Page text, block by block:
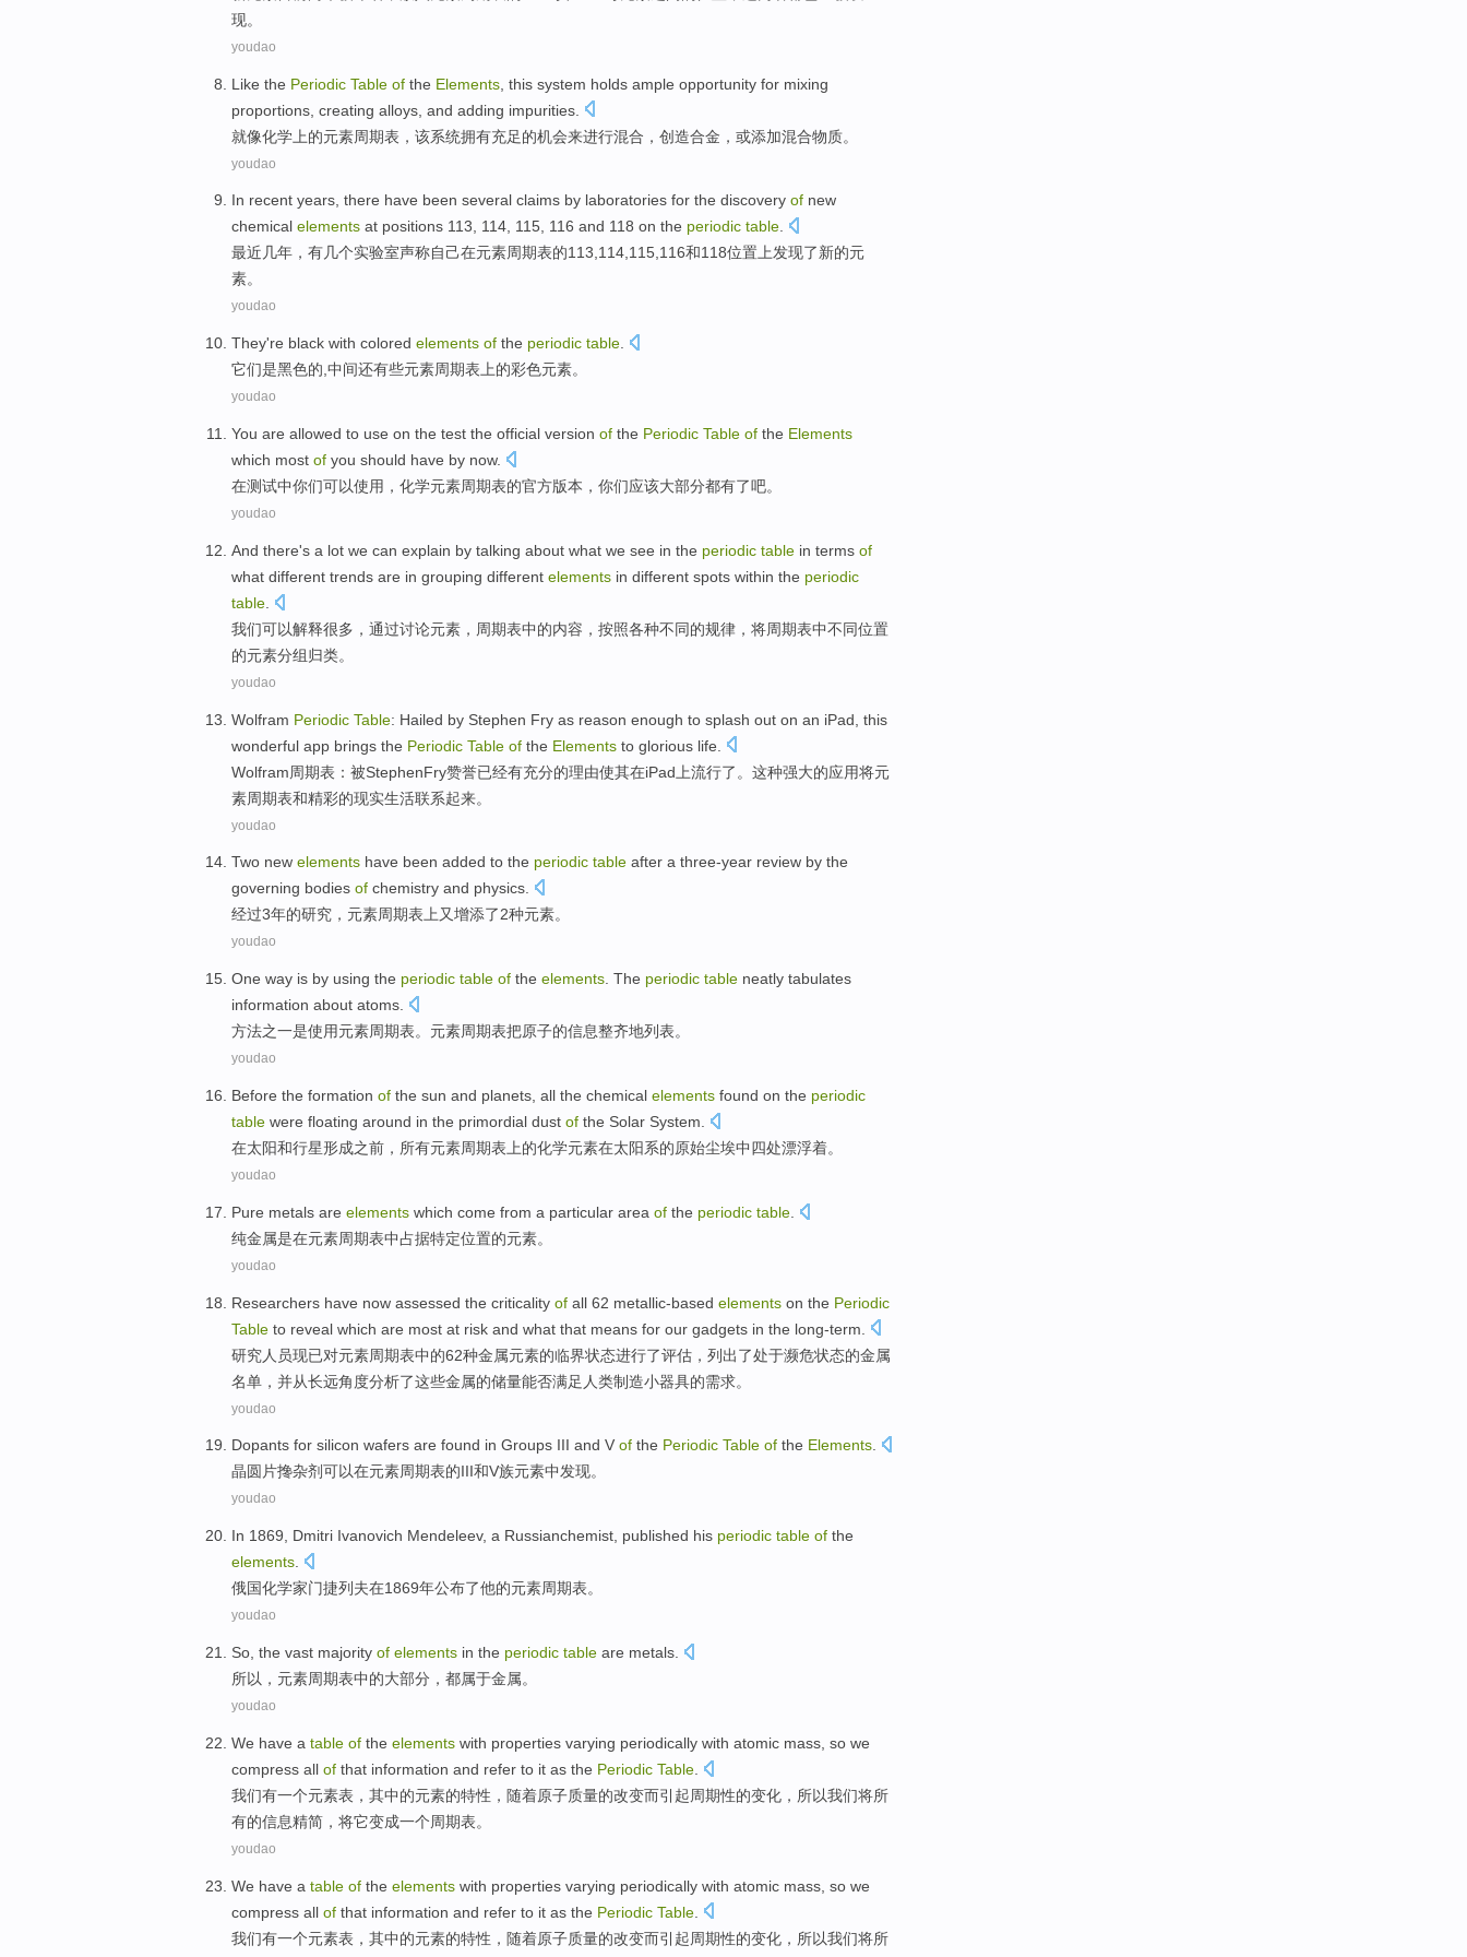
现。
youdao
Like the Periodic Table of the Elements this system holds ample opportunity for mixing
proportions, creating alloys and adding impurities.
就像化学上的元素周期表 ， 该系统拥有充足的机会来进行混合 ， 创造合金 ， 或添加混合物质。
youdao
In recent years, there have been several claims by laboratories for the discovery of new
chemical elements at positions 113, 114, 115, 116 and 118 on the periodic table.
最近几年 ， 有几个实验室声称自己在元素周期表的113,114,115,116和118位置上发现了新的元
素。
youdao
They're black with colored elements of the periodic table
它们是黑色的,中间还有些元素周期表 上的彩色元素。
youdao
You are allowed to use on the test the official version of the Periodic Table of the Elements
which most of you should have by now.
在测试中你们可以使用 ，化学元素周期表的官方版本 ，你们应该大部分都有了吧。
youdao
And there's a lot we can explain by talking about what we see in the periodic table in terms of
what different trends are in grouping different elements in different spots within the periodic
table
我们可以解释很多 ， 通过讨论元素 ， 周期表中的内容，按照各种不同的规律，将周期表中不同位置
的元素分组归类。
youdao
Wolfram Periodic Table: Hailed by Stephen Fry as reason enough to splash out on an iPad this
wonderful app brings the Periodic Table of the Elements to glorious life.
Wolfram周期表 ：被StephenFry赞誉已经有充分的理由使其在iPad 上流行了。 这种强大的应用将元
素周期表和精彩的现实生活联系起来。
youdao
Two new elements have been added to the periodic table after a three-year review by the
governing bodies of chemistry and physics.
经过3年的研究， 元素周期表上又增添了2种元素。
youdao
One way is by using the periodic table of the elements . The periodic table neatly tabulates
information about atoms
方法之一是使用元素周期表。元素周期表把原子的信息整齐地列表。
youdao
Before the formation of the sun and planets all the chemical elements found on the periodic
table were floating around in the primordial dust of the Solar System
在太阳和行星形成之前 ， 所有元素周期表 上的化学元素在太阳系的原始尘埃中四处漂浮着。
youdao
Pure metals are elements which come from a particular area of the periodic table
纯金属是在元素周期表中占据特定位置的元素。
youdao
Researchers have now assessed the criticality of all 62 metallic-based elements on the Periodic
Table to reveal which are most at risk and what that means for our gadgets in the long-term
研究人员现已对元素周期表中的62种金属元素的临界状态进行了评估 ，列出了处于濒危状态的金属
名单，并从长远角度分析了这些金属的储量能否满足人类制造小器具的需求。
youdao
Dopants for silicon wafers are found in Groups III and V of the Periodic Table of the Elements.
晶圆片搀杂剂可以在元素周期表的III和V族元素中发现。
youdao
In 1869, Dmitri Ivanovich Mendeleev, a Russianchemist, published his periodic table of the
elements
俄国化学家门捷列夫在1869年公布了他的元素周期表。
youdao
So , the vast majority of elements in the periodic table are metals
所以 ， 元素周期表中的大部分 ， 都属于金属。
youdao
We have a table of the elements with properties varying periodically with atomic mass so we
compress all of that information and refer to it as the Periodic Table
我们有一个元素表 ，其中的元素的特性 ， 随着原子质量的改变而引起周期性的变化， 所以我们将所
有的信息精简 ， 将它变成一个周期表。
youdao
We have a table of the elements with properties varying periodically with atomic mass so we
compress all of that information and refer to it as the Periodic Table
我们有一个元素表 ，其中的元素的特性 ， 随着原子质量的改变而引起周期性的变化， 所以我们将所